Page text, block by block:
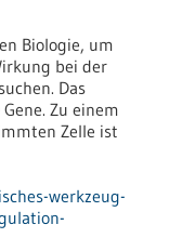
Biologie, um
bei der
Das
Zu einem
Zelle ist
werkzeug-